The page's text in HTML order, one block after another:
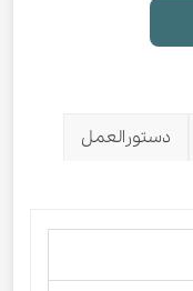
دستورالعمل